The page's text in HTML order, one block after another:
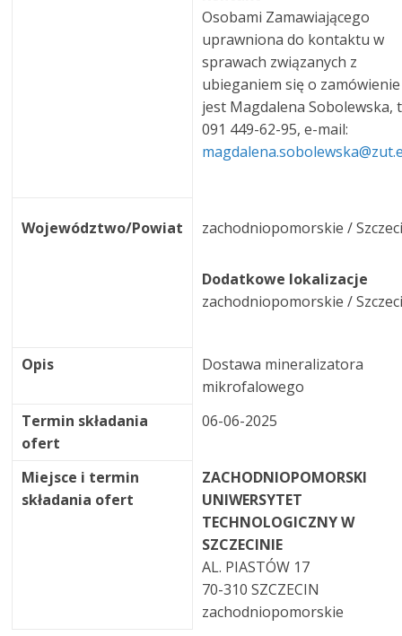
Osobami Zamawiającego
uprawniona do kontaktu w
sprawach związanych z
ubieganiem się o zamówienie
jest Magdalena Sobolewska,
091 449-62-95, e-mail:
Województwo/Powiat zachodniopomorskie /
Dodatkowe lokalizacje
zachodniopomorskie /
Opis
Dostawa mineralizatora
mikrofalowego
Termin składania
ofert
06-06-2025
Miejsce i termin
składania ofert
ZACHODNIOPOMORSKI
UNIWERSYTET
TECHNOLOGICZNY W
SZCZECINIE
AL. PIASTÓW 17
70-310 SZCZECIN
zachodniopomorskie